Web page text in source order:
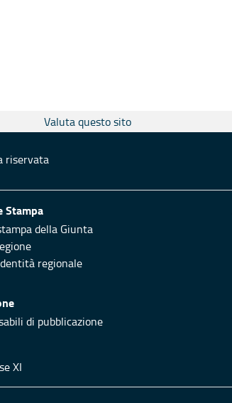
Valuta questo sito
riservata
Stampa
della Giunta
regionale
di pubblicazione
XI